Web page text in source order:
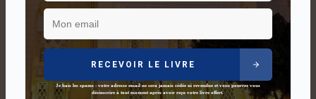
RECEVOIR LE LIVRE
Je hais les spams : votre adresse email ne sera jamais cédée ni revendue et vous pourrez vous
désinscrire à tout moment après avoir reçu votre livre offert.